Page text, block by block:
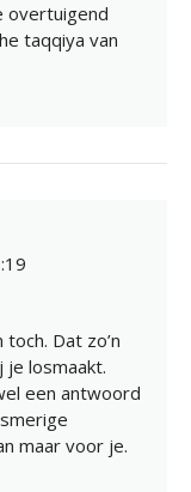
overtuigend
taqqiya van
Dat zo’n
je losmaakt.
een antwoord
maar voor je.